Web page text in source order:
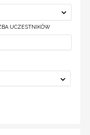
UCZESTNIKÓW